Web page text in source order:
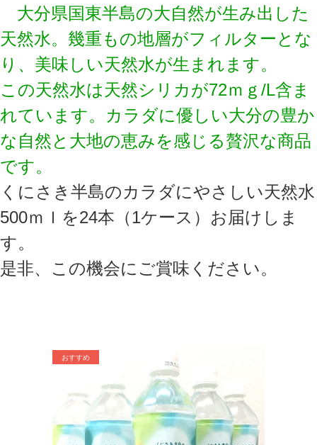
大分県国東半島の大自然が生み出した
天然水。 幾重もの地層がフィルターとな
り、美味しい天然水が生まれます。
この天然水は天然シリカが72ｍｇ/L含ま
れています。カラダに優しい大分の豊か
な自然と大地の恵みを感じる贅沢な商品
です。
くにさき半島のカラダにやさしい天然水
500ｍｌを24本（1ケース）お届けしま
す。
是非、この機会にご賞味ください。